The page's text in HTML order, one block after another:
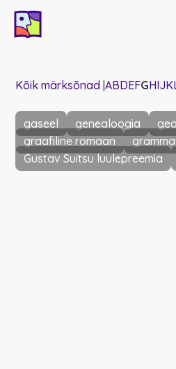
Kõik märksõnad |ABDEFGHIJK
gaseel genealoogia
graafiline romaan
Gustav Suitsu luulepreemia